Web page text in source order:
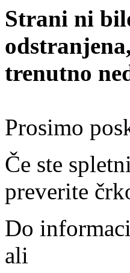
Strani ni
trenutno
Prosimo
Če ste
preverite
Do
ali